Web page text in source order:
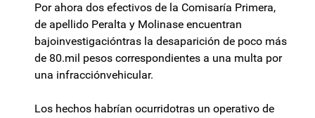
Por ahora dos efectivos de la Comisaría Primera,
de apellido Peralta y Molinase encuentran
bajoinvestigacióntras la desaparición de poco más
de 80.mil pesos correspondientes a una multa por
una infracciónvehicular.
Los hechos habrían ocurridotras un operativo de